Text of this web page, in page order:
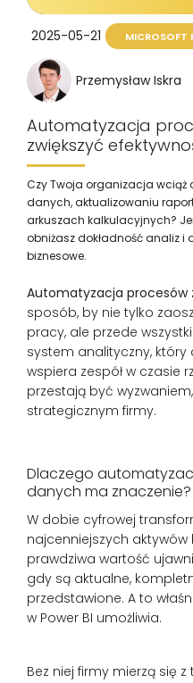
2025-05-21 MICROSOFT
Przemysław Iskra
Automatyzacja
zwiększyć
Czy Twoja organizacja wciąż
danych, aktualizowaniu
arkuszach kalkulacyjnych?
obniżasz dokładność analiz i
biznesowe.
Automatyzacja procesów
sposób, by nie tylko
pracy, ale przede
system analityczny, który
wspiera zespół w czasie
przestają być
strategicznym firmy.
Dlaczego
danych ma znaczenie?
W dobie cyfrowej
najcenniejszych aktywów
prawdziwa wartość
gdy są aktualne,
przedstawione. A to
w Power BI umożliwia.
Bez niej firmy mierzą się